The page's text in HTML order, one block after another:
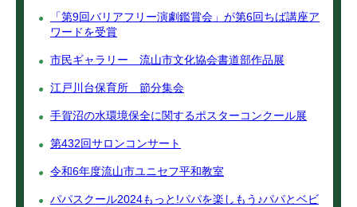
「第9回バリアフリー演劇鑑賞会」が第6回ちば講座ア
ワードを受賞
市民ギャラリー 流山市文化協会書道部作品展
江戸川台保育所 節分集会
手賀沼の水環境保全に関するポスターコンクール展
第432回サロンコンサート
令和6年度流山市ユニセフ平和教室
パパスクール2024もっと!パパを楽しもう♪パパとベビ